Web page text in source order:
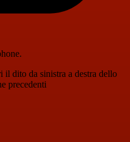
dito da sinistra a destra dello
precedenti